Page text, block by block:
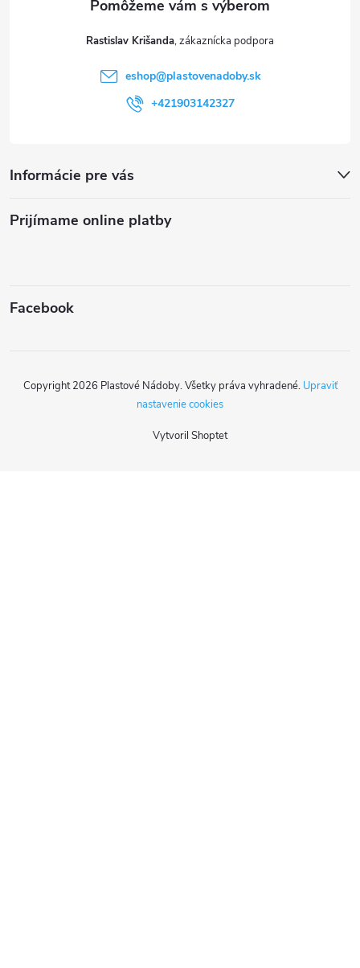
Rastislav Krišanda
eshop@plastovenadoby.sk
+421903142327
Informácie pre vás
Prijímame online platby
Facebook
Vytvoril Shoptet
Copyright 2026 Plastové Nádoby. Všetky práva vyhradené. Upraviť
nastavenie cookies